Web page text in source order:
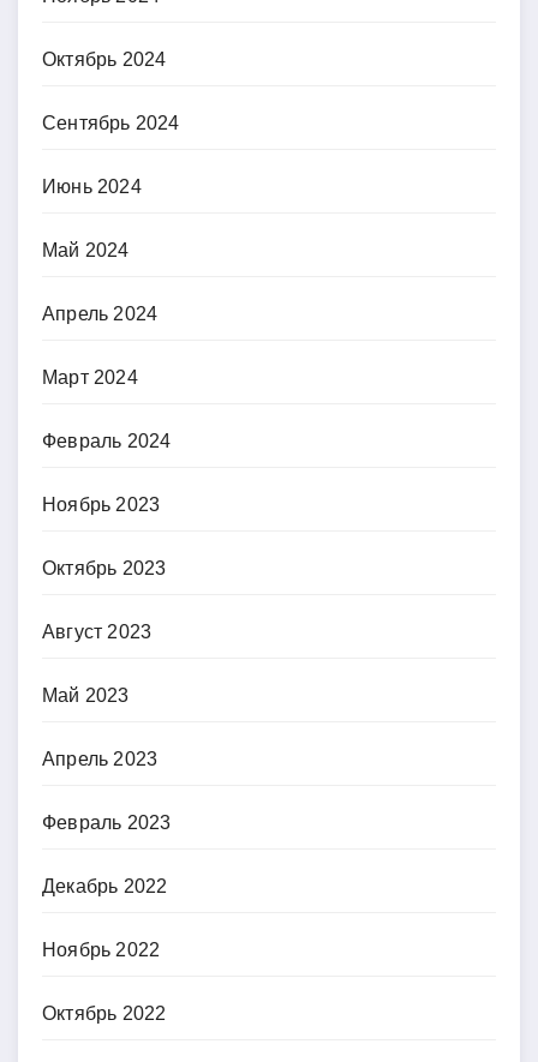
Октябрь 2024
Сентябрь 2024
Июнь 2024
Май 2024
Апрель 2024
Март 2024
Февраль 2024
Ноябрь 2023
Октябрь 2023
Август 2023
Май 2023
Апрель 2023
Февраль 2023
Декабрь 2022
Ноябрь 2022
Октябрь 2022